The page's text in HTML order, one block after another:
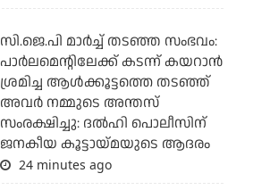
സി.ജെ.പി മാര്‍ച്ച് തടഞ്ഞ സംഭവം:
പാര്‍ലമെന്റിലേക്ക് കടന്ന് കയറാന്‍
ശ്രമിച്ച ആള്‍ക്കൂട്ടത്തെ തടഞ്ഞ്
അവര്‍ നമ്മുടെ അന്തസ്
സംരക്ഷിച്ചു: ദല്‍ഹി പൊലീസിന്
ജനകീയ കൂട്ടായ്മയുടെ ആദരം
24 minutes ago